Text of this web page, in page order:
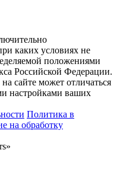
каких условиях не
положениями
Российской Федерации.
сайте может отличаться
настройками ваших
Политика в
на обработку